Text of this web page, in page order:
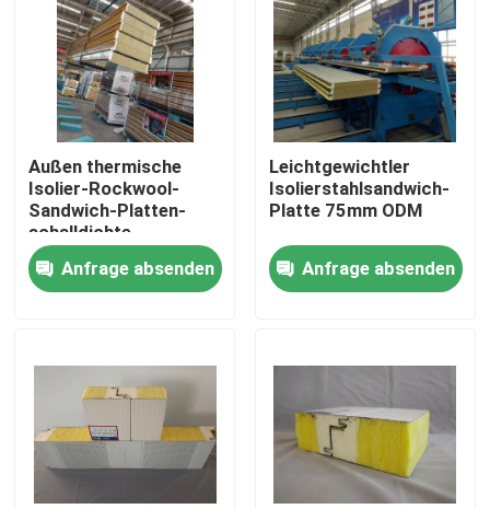
Haus
Über uns
Fabrik-Ausflug
Außen thermische
Isolier-Rockwool-
Sandwich-Platten-
schalldichte
Gewohnheit
Anfrage absenden
Leichtgewichtler
Isolierstahlsandwich-
Platte 75mm ODM
Anfrage absenden